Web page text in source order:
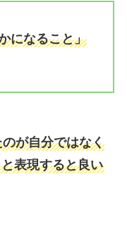
になること」
が自分ではなく
表現すると良い